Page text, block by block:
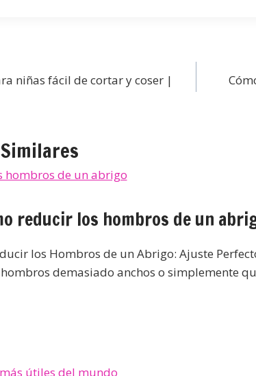
niñas fácil de cortar y coser |
reducir los hombros de un
los Hombros de un Abrigo: Ajuste
demasiado anchos o simplemente